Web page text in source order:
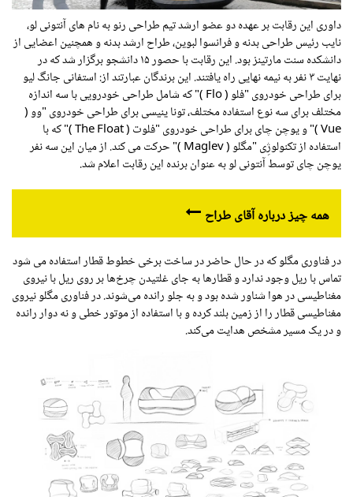
داوری این رقابت بر عهده دو عضو ارشد تیم طراحی رنو به نام های آنتونی لو،
نایب رئیس طراحی بدنه و فرانسوا لبوین، طراح ارشد بدنه و همچنین اعضایی از
دانشکده سنت مارتینز بود. این رقابت با حصور ۱۵ دانشجو برگزار شد که در
نهایت ۳ نفر به نیمه نهایی راه یافتند. این برندگان عبارتند از: استفانی جانگ لیو
برای طراحی خودروی "فلو (
)" که شامل طراحی خودرویی با سه اندازه
مختلف برای سه نوع استفاده مختلف، تونا ینیسی برای طراحی خودروی "وو (
Vue)" و یوچن چای برای طراحی خودروی "فلوت (
)" که با
استفاده از تکنولوژِی "مگلو (
)" حرکت می کند. از میان این سه نفر
یوچن چای توسط آنتونی لو به عنوان برنده این رقابت اعلام شد.
همه چیز درباره آقای طراح
در فناوری مگلو که در حال حاضر در ساخت برخی خطوط قطار استفاده می شود
تماس با ریل وجود ندارد و قطارها به جای غلتیدن چرخ‌ها بر روی ریل با نیروی
مغناطیسی در هوا شناور شده بود و به جلو رانده می‌شوند. در فناوری مگلو نیروی
مغناطیسی قطار را از زمین بلند کرده و با استفاده از موتور خطی و نه دوار رانده
و در یک مسیر مشخص هدایت می‌کند.